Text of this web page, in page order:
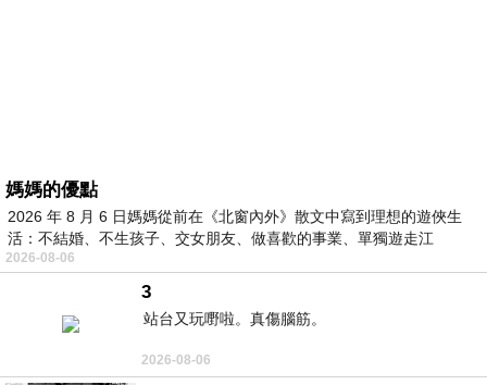
媽媽的優點
2026 年 8 月 6 日媽媽從前在《北窗內外》散文中寫到理想的遊俠生
活：不結婚、不生孩子、交女朋友、做喜歡的事業、單獨遊走江
湖⋯⋯，
2026-08-06
3
站台又玩嘢啦。真傷腦筋。
2026-08-06